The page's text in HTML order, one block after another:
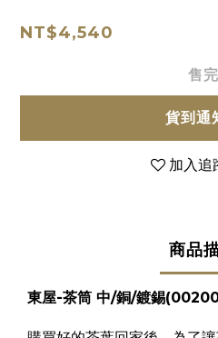
NT$4,540
售完
貨到通
加入追
商品
東屋-茶筒 中/銅/鍍錫